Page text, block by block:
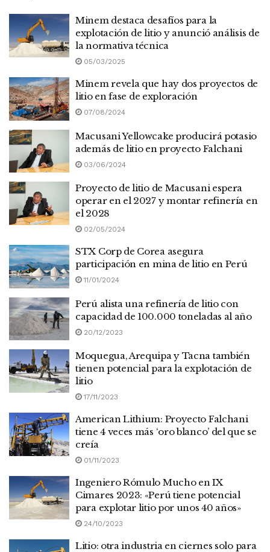
Minem destaca desafíos para la
explotación de litio y anunció análisis de
la normativa técnica
05/03/2025
Minem revela que hay dos proyectos de
litio en fase de exploración
07/08/2024
Macusani Yellowcake producirá potasio
además de litio en proyecto Falchani
03/06/2024
Proyecto de litio de Macusani espera
operar en el 2027 y montar refinería en
el 2028
02/05/2024
STX Corp de Corea asegura
participación en mina de litio en Perú
11/01/2024
Perú alista una refinería de litio con
capacidad de 100.000 toneladas al año
20/12/2023
Moquegua, Arequipa y Tacna también
tienen potencial para la explotación de
litio
17/11/2023
American Lithium: Proyecto Falchani
tiene 4 veces más ‘oro blanco’ del que se
creía
01/11/2023
Ingeniero Rómulo Mucho en IX
Cimares 2023: «Perú tiene potencial
para explotar litio por unos 40 años»
24/10/2023
Litio: otra industria en ciernes solo para